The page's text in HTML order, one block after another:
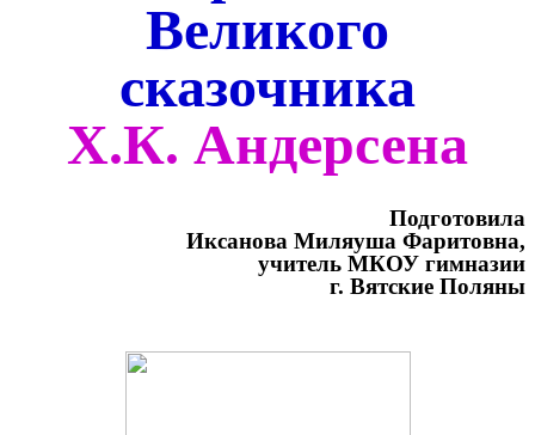
Великого
сказочника
Х.К. Андерсена
Подготовила
Иксанова Миляуша Фаритовна,
учитель МКОУ гимназии
г. Вятские Поляны